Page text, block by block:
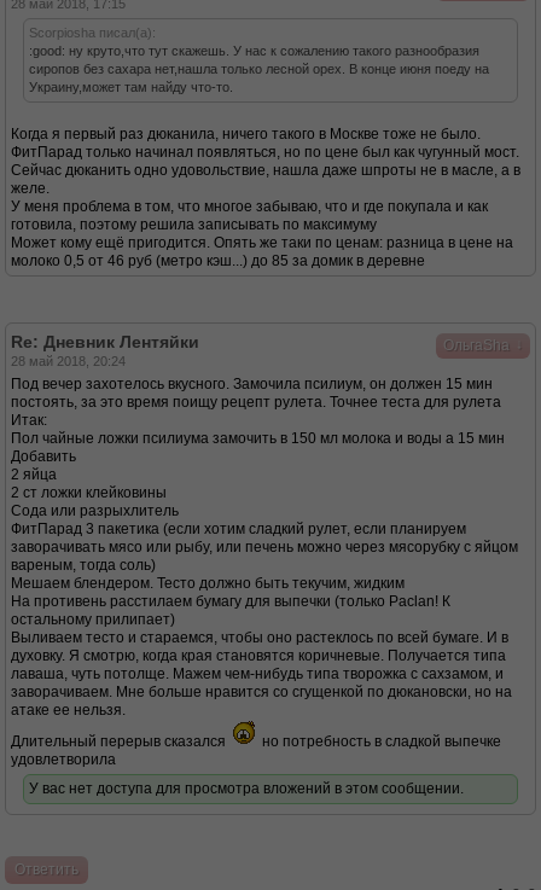
28 май 2018, 17:15
Scorpiosha писал(а):
:good: ну круто,что тут скажешь. У нас к сожалению такого разнообразия
сиропов без сахара нет,нашла только лесной орех. В конце июня поеду на
Украину,может там найду что-то.
Когда я первый раз дюканила, ничего такого в Москве тоже не было.
ФитПарад только начинал появляться, но по цене был как чугунный мост.
Сейчас дюканить одно удовольствие, нашла даже шпроты не в масле, а в
желе.
У меня проблема в том, что многое забываю, что и где покупала и как
готовила, поэтому решила записывать по максимуму
Может кому ещё пригодится. Опять же таки по ценам: разница в цене на
молоко 0,5 от 46 руб (метро кэш...) до 85 за домик в деревне
ОльгаSha
Re: Дневник Лентяйки
28 май 2018, 20:24
Под вечер захотелось вкусного. Замочила псилиум, он должен 15 мин
постоять, за это время поищу рецепт рулета. Точнее теста для рулета
Итак:
Пол чайные ложки псилиума замочить в 150 мл молока и воды а 15 мин
Добавить
2 яйца
2 ст ложки клейковины
Сода или разрыхлитель
ФитПарад 3 пакетика (если хотим сладкий рулет, если планируем
заворачивать мясо или рыбу, или печень можно через мясорубку с яйцом
вареным, тогда соль)
Мешаем блендером. Тесто должно быть текучим, жидким
На противень расстилаем бумагу для выпечки (только Paclan! К
остальному прилипает)
Выливаем тесто и стараемся, чтобы оно растеклось по всей бумаге. И в
духовку. Я смотрю, когда края становятся коричневые. Получается типа
лаваша, чуть потолще. Мажем чем-нибудь типа творожка с сахзамом, и
заворачиваем. Мне больше нравится со сгущенкой по дюкановски, но на
атаке ее нельзя.
Длительный перерыв сказался
но потребность в сладкой выпечке
удовлетворила
У вас нет доступа для просмотра вложений в этом сообщении.
Ответить